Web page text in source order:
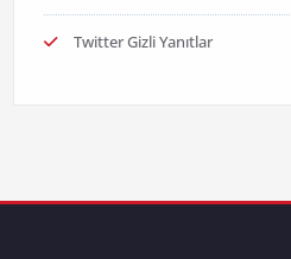
Twitter Gizli Yanıtlar